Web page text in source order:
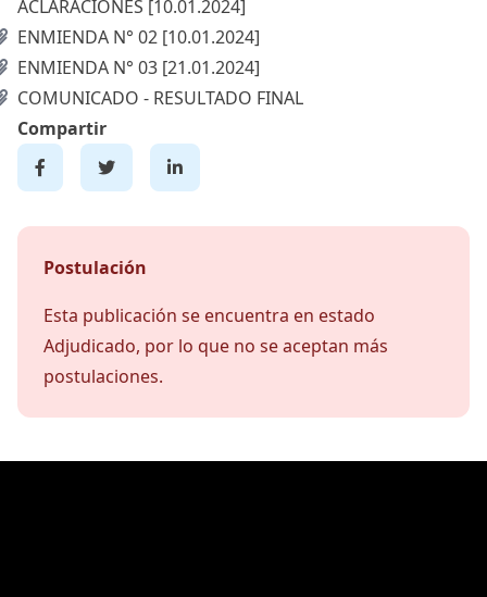
ACLARACIONES [10.01.2024]
ENMIENDA N° 02 [10.01.2024]
ENMIENDA N° 03 [21.01.2024]
COMUNICADO - RESULTADO FINAL
Compartir
Postulación
Esta publicación se encuentra en estado
Adjudicado, por lo que no se aceptan más
postulaciones.